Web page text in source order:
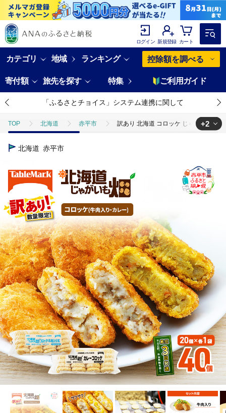
ログイン 新規登録 カート
カテゴリ 地域 ランキング 控除額を調べる
寄付額 旅先を探す 特集 ご利用ガイド
「ふるさとチョイス」システム連携に関して
TOP 北海道 赤平市 訳あり 北海道 コロッケ じゃがいも畑
TOP
+2
北海道 赤平市